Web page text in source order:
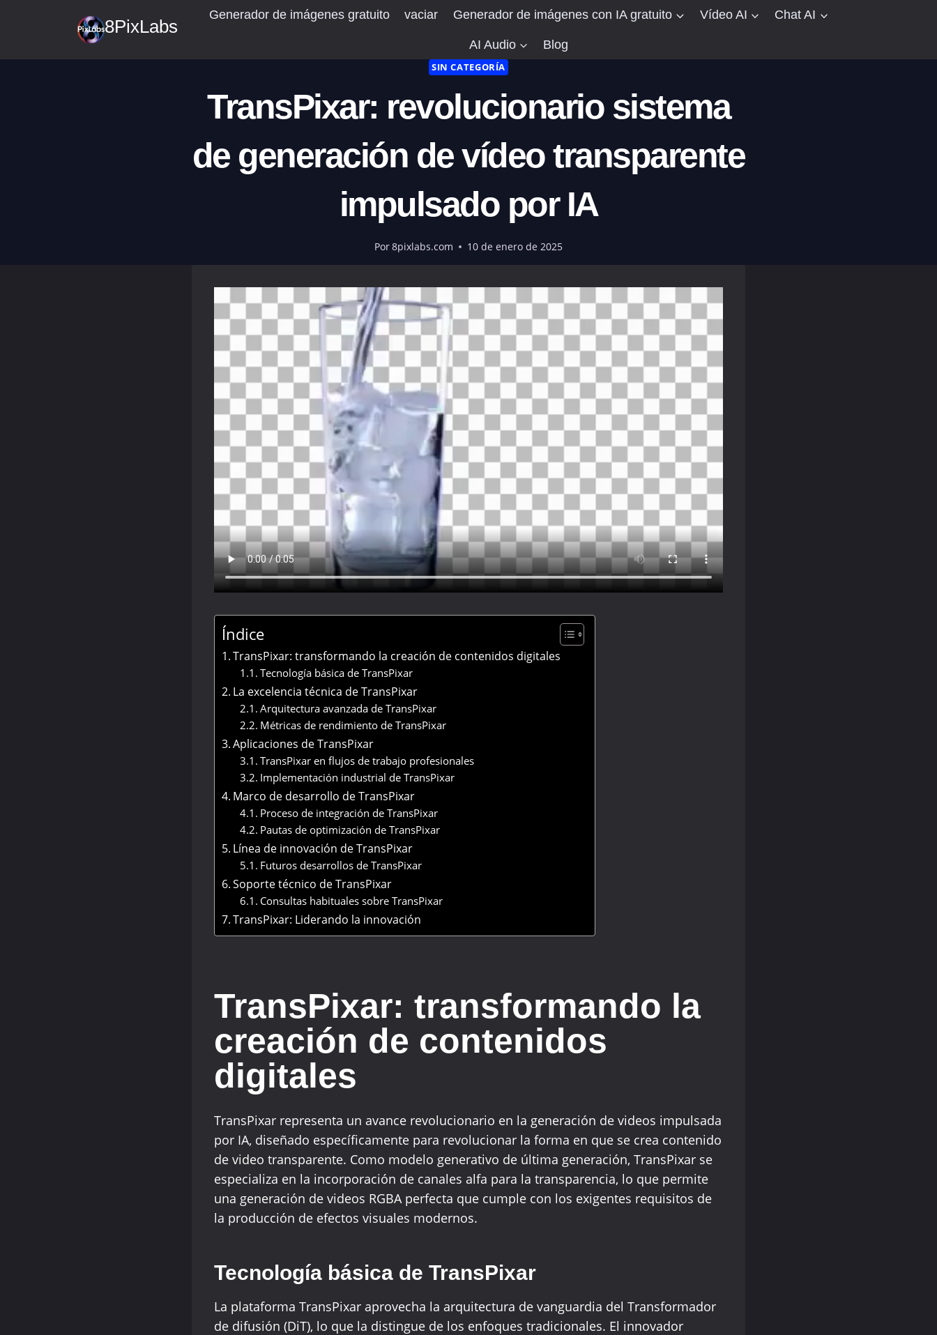
8PixLabs
Generador de imágenes gratuito vaciar Generador de imágenes con IA gratuito Vídeo AI Chat AI
AI Audio Blog
SIN CATEGORÍA
TransPixar: revolucionario sistema
de generación de vídeo transparente
impulsado por IA
Por8pixlabs.com 10 de enero de 2025
Índice
TransPixar: transformando la creación de contenidos digitales
Tecnología básica de TransPixar
La excelencia técnica de TransPixar
Arquitectura avanzada de TransPixar
Métricas de rendimiento de TransPixar
Aplicaciones de TransPixar
TransPixar en flujos de trabajo profesionales
Implementación industrial de TransPixar
Marco de desarrollo de TransPixar
Proceso de integración de TransPixar
Pautas de optimización de TransPixar
Línea de innovación de TransPixar
Futuros desarrollos de TransPixar
Soporte técnico de TransPixar
Consultas habituales sobre TransPixar
TransPixar: Liderando la innovación
TransPixar: transformando la
creación de contenidos
digitales
TransPixar representa un avance revolucionario en la generación de videos impulsada
por IA, diseñado específicamente para revolucionar la forma en que se crea contenido
de video transparente. Como modelo generativo de última generación, TransPixar se
especializa en la incorporación de canales alfa para la transparencia, lo que permite
una generación de videos RGBA perfecta que cumple con los exigentes requisitos de
la producción de efectos visuales modernos.
Tecnología básica de TransPixar
La plataforma TransPixar aprovecha la arquitectura de vanguardia del Transformador
de difusión (DiT), lo que la distingue de los enfoques tradicionales. El innovador